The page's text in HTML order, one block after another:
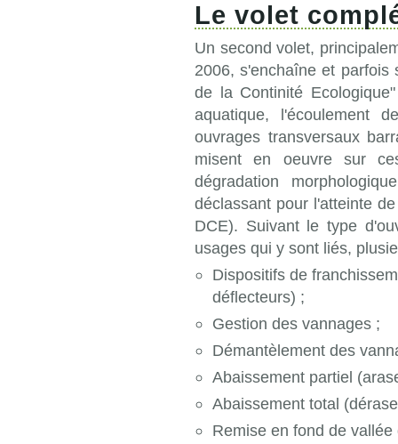
Le volet
Un second volet,
2006, s'enchaîne et parfois
de la Continité
aquatique, l'écoulement
ouvrages transversaux
misent en oeuvre sur
dégradation
déclassant pour l'atteinte
DCE). Suivant le type
usages qui y sont liés,
Dispositifs de
déflecteurs) ;
Gestion des vannages ;
Démantèlement des
Abaissement partiel
Abaissement total
Remise en fond de